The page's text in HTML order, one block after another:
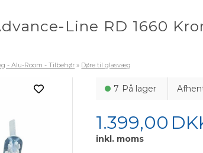
Line RD 1660
- Alu-Room - Tilbehør » Døre til glasvæg
7 På lager
1.399,00
inkl. moms